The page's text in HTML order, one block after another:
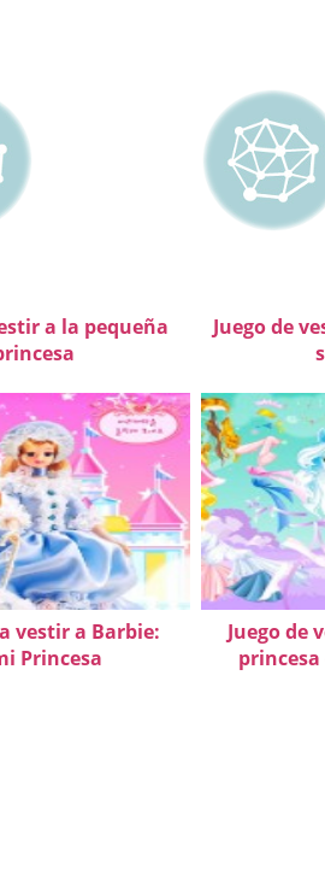
a la pequeña
Juego de
vestir a Barbie:
Princesa
Juego de